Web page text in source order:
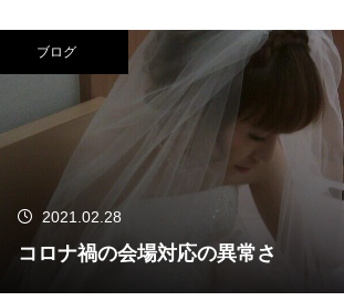
ブログ
2021.02.28
コロナ禍の会場対応の異常さ